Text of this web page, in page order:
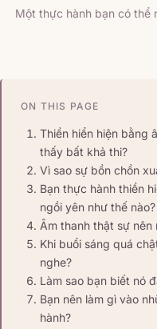
Một thực hành bạn có thể
ON THIS PAGE
Thiền hiển hiện bằng
thấy bất khả thi?
Vì sao sự bồn chồn
Bạn thực hành thiền
ngồi yên như thế nào?
Âm thanh thật sự nên
Khi buổi sáng quá
nghe?
Làm sao bạn biết nó
Bạn nên làm gì vào
hành?